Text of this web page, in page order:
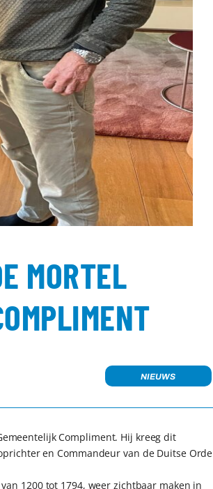
MORTEL
NIEUWS
Compliment. Hij kreeg dit
en Commandeur van de Duitse Orde
1200 tot 1794, weer zichtbaar maken in